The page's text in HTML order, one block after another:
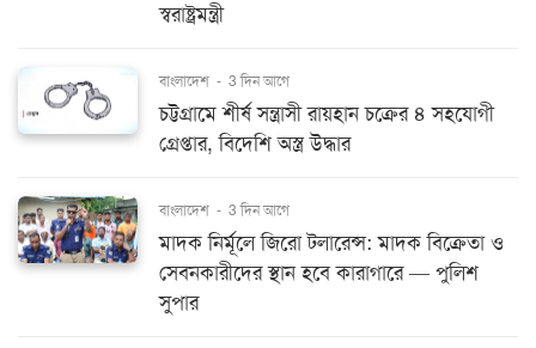
স্বরাষ্ট্রমন্ত্রী
বাংলাদেশ - 3 দিন আগে
চট্টগ্রামে শীর্ষ সন্ত্রাসী রায়হান চক্রের ৪ সহযোগী
গ্রেপ্তার, বিদেশি অস্ত্র উদ্ধার
বাংলাদেশ - 3 দিন আগে
মাদক নির্মূলে জিরো টলারেন্স: মাদক বিক্রেতা ও
সেবনকারীদের স্থান হবে কারাগারে — পুলিশ
সুপার